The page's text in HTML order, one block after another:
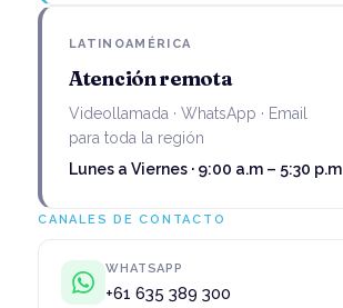
LATINOAMÉRICA
Atención remota
Videollamada · WhatsApp · Email
para toda la región
Lunes a Viernes · 9:00 a.m – 5:30 p.m
CANALES DE CONTACTO
WHATSAPP
+61 635 389 300